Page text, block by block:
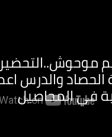
موحوش..التحضير
والدرس
في المحاصيل